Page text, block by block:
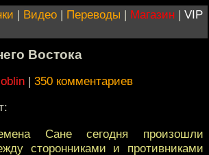
| Видео | Переводы | Магазин | VIP
Востока
| 350 комментариев
Сане сегодня произошли
сторонниками и противниками